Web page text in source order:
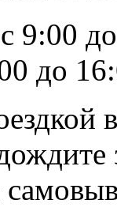
9:00
до